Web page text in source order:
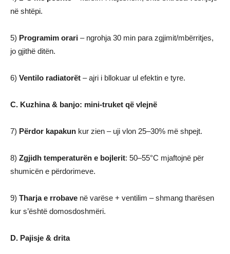
në shtëpi.
5) Programim orari – ngrohja 30 min para zgjimit/mbërritjes,
jo gjithë ditën.
6) Ventilo radiatorët – ajri i bllokuar ul efektin e tyre.
C. Kuzhina & banjo: mini-truket që vlejnë
7) Përdor kapakun kur zien – uji vlon 25–30% më shpejt.
8) Zgjidh temperaturën e bojlerit: 50–55°C mjaftojnë për
shumicën e përdorimeve.
9) Tharja e rrobave në varëse + ventilim – shmang tharësen
kur s’është domosdoshmëri.
D. Pajisje & drita